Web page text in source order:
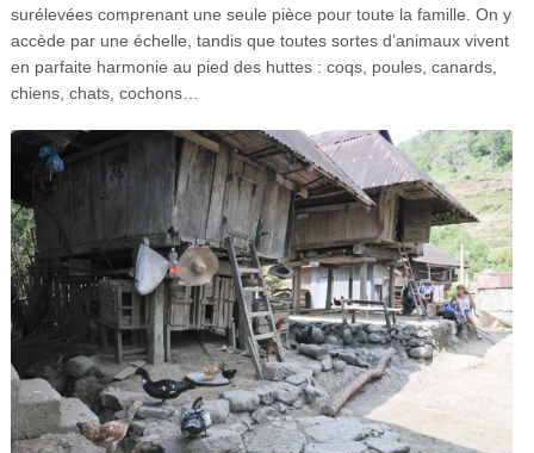
surélevées comprenant une seule pièce pour toute la famille. On y
accède par une échelle, tandis que toutes sortes d’animaux vivent
en parfaite harmonie au pied des huttes : coqs, poules, canards,
chiens, chats, cochons…